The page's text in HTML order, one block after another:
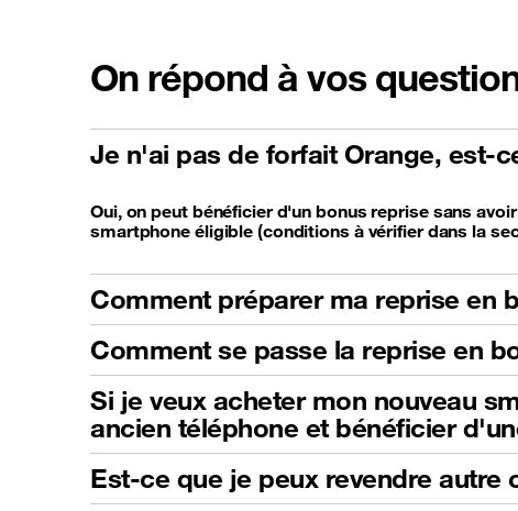
On répond à vos
Je n'ai pas de forfait Orange, est-
Oui, on peut bénéficier d'un bonus reprise sans
smartphone éligible (conditions à vérifier dans la
Comment préparer ma reprise en
Comment se passe la reprise en
Si je veux acheter mon nouveau
ancien téléphone et bénéficier
Est-ce que je peux revendre autre